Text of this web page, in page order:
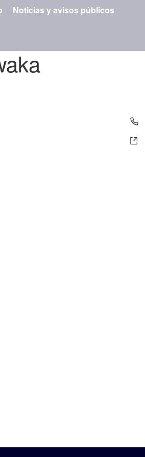
Noticias y avisos públicos